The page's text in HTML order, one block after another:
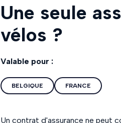
Une seule
vélos ?
Valable pour :
BELGIQUE FRANCE
Un contrat d'assurance ne peut